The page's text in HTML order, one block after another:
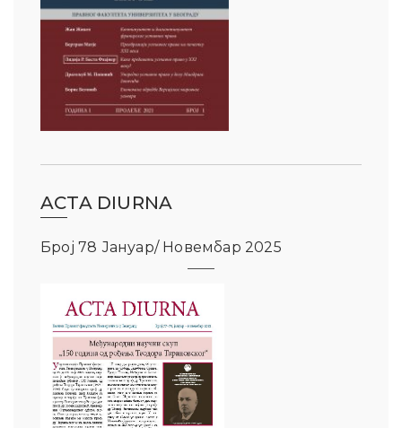
ACTA DIURNA
Број 78 Јануар/ Новембар 2025